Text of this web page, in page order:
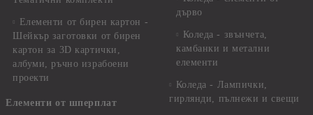
Елементи от бирен картон -
Шейкър заготовки от бирен
картон за 3D картички,
албуми, ръчно израбоени
проекти
Елементи от шперплат
дърво
Коледа - звънчета,
камбанки и метални
елементи
Коледа - Лампички,
гирлянди, пълнежи и свещи